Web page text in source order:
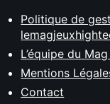
Politique de
L’équipe du
Mentions
Contact